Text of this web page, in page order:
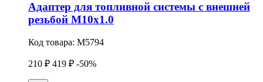
Адаптер для топливной системы с внешней
резьбой М10х1.0
Код товара: M5794
210 ₽ 419 ₽ -50%